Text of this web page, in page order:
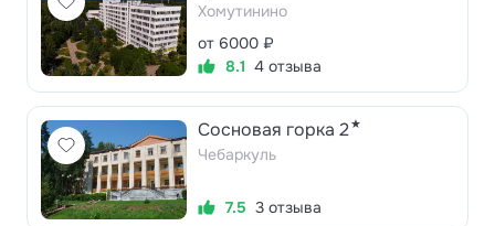
Хомутинино
от 6000 ₽
8.1 4 отзыва
Сосновая горка 2★
Чебаркуль
7.5 3 отзыва